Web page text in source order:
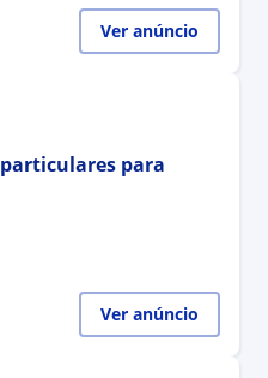
Ver anúncio
para
Ver anúncio